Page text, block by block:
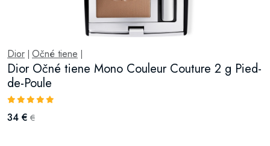
Dior Očné tiene
Dior Očné tiene Mono Couleur Couture 2 g Pied-
de-Poule
34 € €